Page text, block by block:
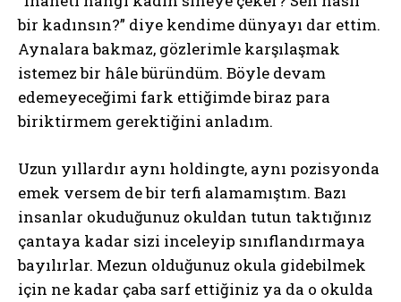
bir kadınsın?” diye kendime dünyayı dar ettim.
Aynalara bakmaz, gözlerimle karşılaşmak
istemez bir hâle büründüm. Böyle devam
edemeyeceğimi fark ettiğimde biraz para
biriktirmem gerektiğini anladım.
Uzun yıllardır aynı holdingte, aynı pozisyonda
emek versem de bir terfi alamamıştım. Bazı
insanlar okuduğunuz okuldan tutun taktığınız
çantaya kadar sizi inceleyip sınıflandırmaya
bayılırlar. Mezun olduğunuz okula gidebilmek
için ne kadar çaba sarf ettiğiniz ya da o okulda